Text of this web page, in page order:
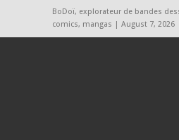
BoDoï, explorateur de bandes
comics, mangas | August 7, 2026